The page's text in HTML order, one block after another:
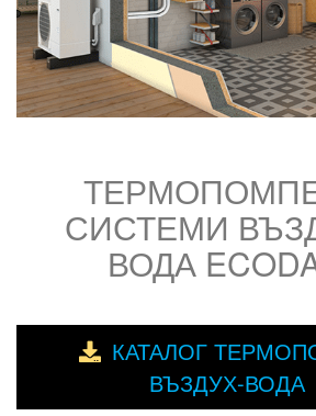
СИСТЕМИ
ВОДА
КАТАЛОГ
ВЪЗДУХ-ВОДА